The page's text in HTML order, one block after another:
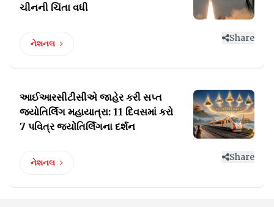
ચીનની ચિંતા વધી
નેશનલ
Share
આઈઆરસીટીસીએ જાહેર કરી સપ્ત
જ્યોતિર્લિંગ મહાયાત્રા: 11 દિવસમાં કરો
7 પવિત્ર જ્યોતિર્લિંગના દર્શન
નેશનલ
Share